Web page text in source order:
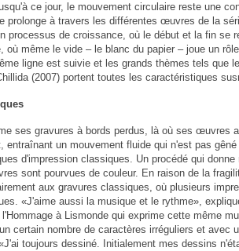
ce jour, le mouvement circulaire reste une
prolonge à travers les différentes œuvres de la
processus de croissance, où le début et la fin se
où même le vide – le blanc du papier – joue un
ligne est suivie et les grands thèmes tels que
(2007) portent toutes les caractéristiques
ses gravures à bords perdus, là où ses œuvres
entraînant un mouvement fluide qui n'est pas
d'impression classiques. Un procédé qui
sont pourvues de couleur. En raison de la
aux gravures classiques, où plusieurs
«J'aime aussi la musique et le rythme»,
à Lismonde qui exprime cette même
certain nombre de caractères irréguliers et avec
toujours dessiné. Initialement mes dessins